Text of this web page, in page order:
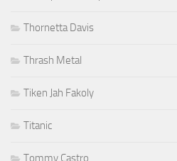
Thornetta Davis
Thrash Metal
Tiken Jah Fakoly
Titanic
Tommy Castro